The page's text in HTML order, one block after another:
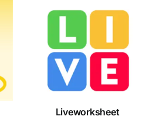
Liveworksheet
Liveworksheet